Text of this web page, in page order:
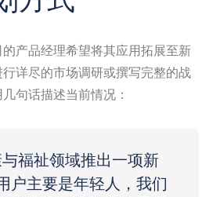
产品经理希望将其应用拓展至新
详尽的市场调研或撰写完整的战
句话描述当前情况：
福祉领域推出一项新
户主要是年轻人，我们